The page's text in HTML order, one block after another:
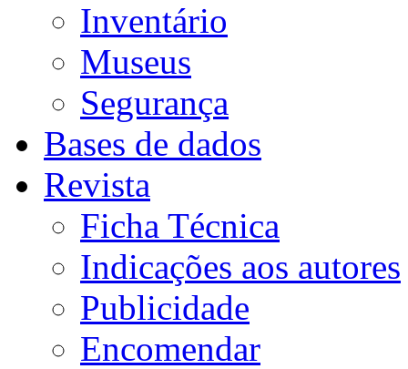
Inventário
Museus
Segurança
Bases de dados
Revista
Ficha Técnica
Indicações aos autores
Publicidade
Encomendar